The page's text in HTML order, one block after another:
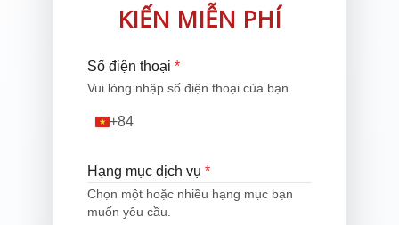
KIẾN MIỄN PHÍ
Số điện thoại *
Vui lòng nhập số điện thoại của bạn.
Vietnam
+84
Hạng mục dịch vụ *
Chọn một hoặc nhiều hạng mục bạn
muốn yêu cầu.